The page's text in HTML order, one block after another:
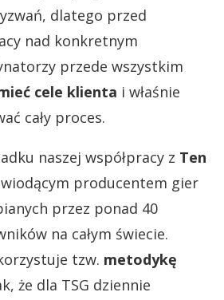
dlatego przed
nad konkretnym
przede wszystkim
cele klienta i właśnie
cały proces.
naszej współpracy z Ten
producentem gier
przez ponad 40
na całym świecie.
tzw. metodykę
że dla TSG dziennie